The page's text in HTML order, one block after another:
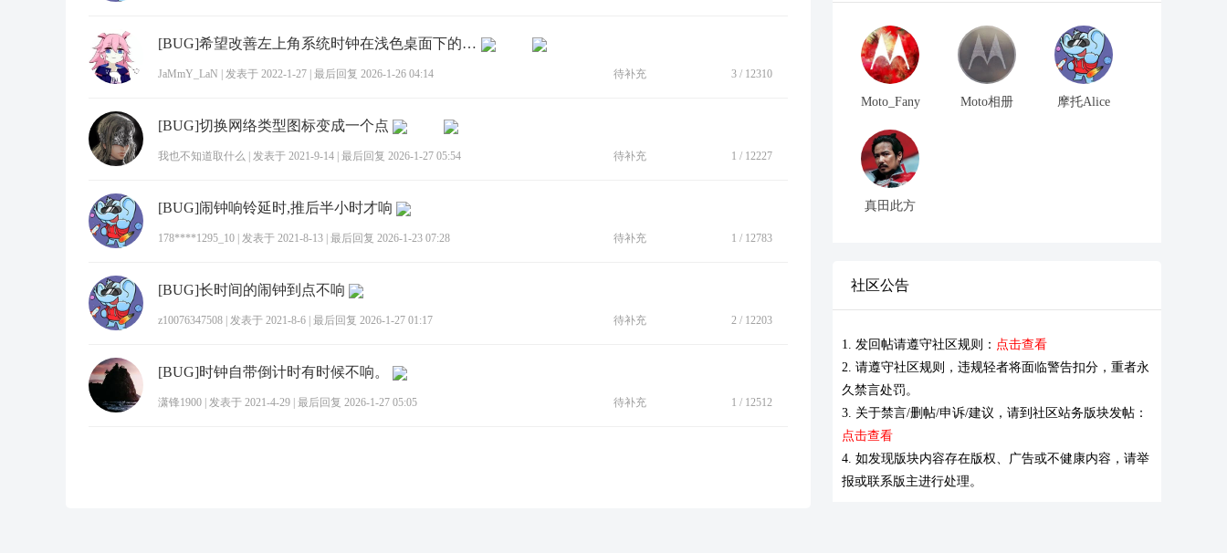
[BUG]希望改善左上角系统时钟在浅色桌面下的可见性
JaMmY_LaN 发表于 2022-1-27 最后回复 2026-1-26 04:14 待补充 3 / 12310
[BUG]切换网络类型图标变成一个点
我也不知道取什么 发表于 2021-9-14 最后回复 2026-1-27 05:54 待补充 1 / 12227
[BUG]闹钟响铃延时,推后半小时才响
178****1295_10 发表于 2021-8-13 最后回复 2026-1-23 07:28 待补充 1 / 12783
[BUG]长时间的闹钟到点不响
z10076347508 发表于 2021-8-6 最后回复 2026-1-27 01:17 待补充 2 / 12203
[BUG]时钟自带倒计时有时候不响。
潇锋1900 发表于 2021-4-29 最后回复 2026-1-27 05:05 待补充 1 / 12512
Moto_Fany Moto相册 摩托Alice
真田此方
社区公告
1. 发回帖请遵守社区规则： 点击查看
2. 请遵守社区规则，违规轻者将面临警告扣分，重者永
久禁言处罚。
3. 关于禁言/删帖/申诉/建议，请到社区站务版块发帖：
点击查看
4. 如发现版块内容存在版权、广告或不健康内容，请举
报或联系版主进行处理。